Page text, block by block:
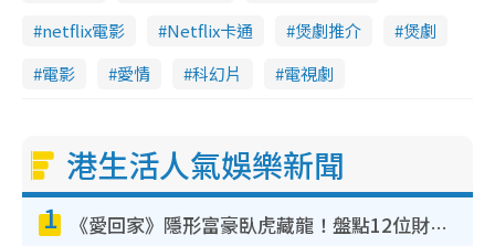
netflix電影
Netflix卡通 煲劇推介
煲劇
電影
愛情 科幻片 電視劇
港生活人氣娛樂新聞
1 《愛回家》隱形富豪臥虎藏龍！盤點12位財氣逼人的有錢藝人：呢位靚女3億身家唔憂做